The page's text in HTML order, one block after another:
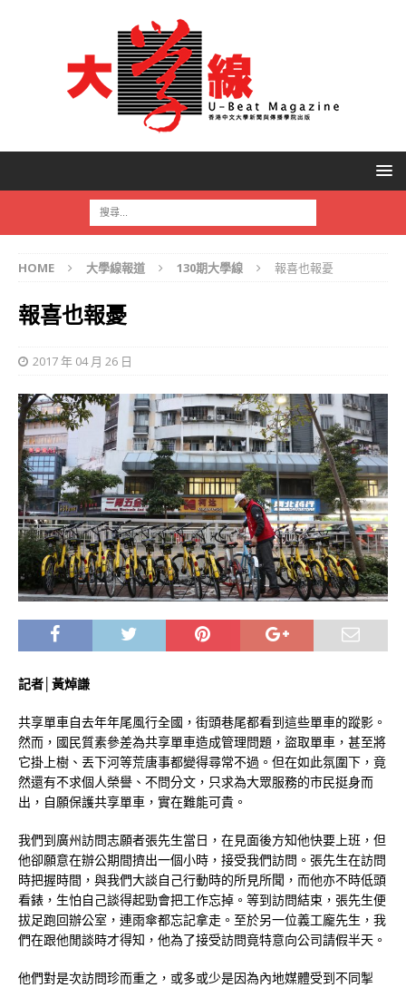
HOME 大學線報道 130期大學線 報喜也報憂
報喜也報憂
2017 年 04 月 26 日
記者│黃焯謙
共享單車自去年年尾風行全國，街頭巷尾都看到這些單車的蹤影。
然而，國民質素參差為共享單車造成管理問題，盜取單車，甚至將
它掛上樹、丟下河等荒唐事都變得尋常不過。但在如此氛圍下，竟
然還有不求個人榮譽、不問分文，只求為大眾服務的市民挺身而
出，自願保護共享單車，實在難能可貴。
我們到廣州訪問志願者張先生當日，在見面後方知他快要上班，但
他卻願意在辦公期間擠出一個小時，接受我們訪問。張先生在訪問
時把握時間，與我們大談自己行動時的所見所聞，而他亦不時低頭
看錶，生怕自己談得起勁會把工作忘掉。等到訪問結束，張先生便
拔足跑回辦公室，連雨傘都忘記拿走。至於另一位義工龐先生，我
們在跟他閒談時才得知，他為了接受訪問竟特意向公司請假半天。
他們對是次訪問珍而重之，或多或少是因為內地媒體受到不同掣